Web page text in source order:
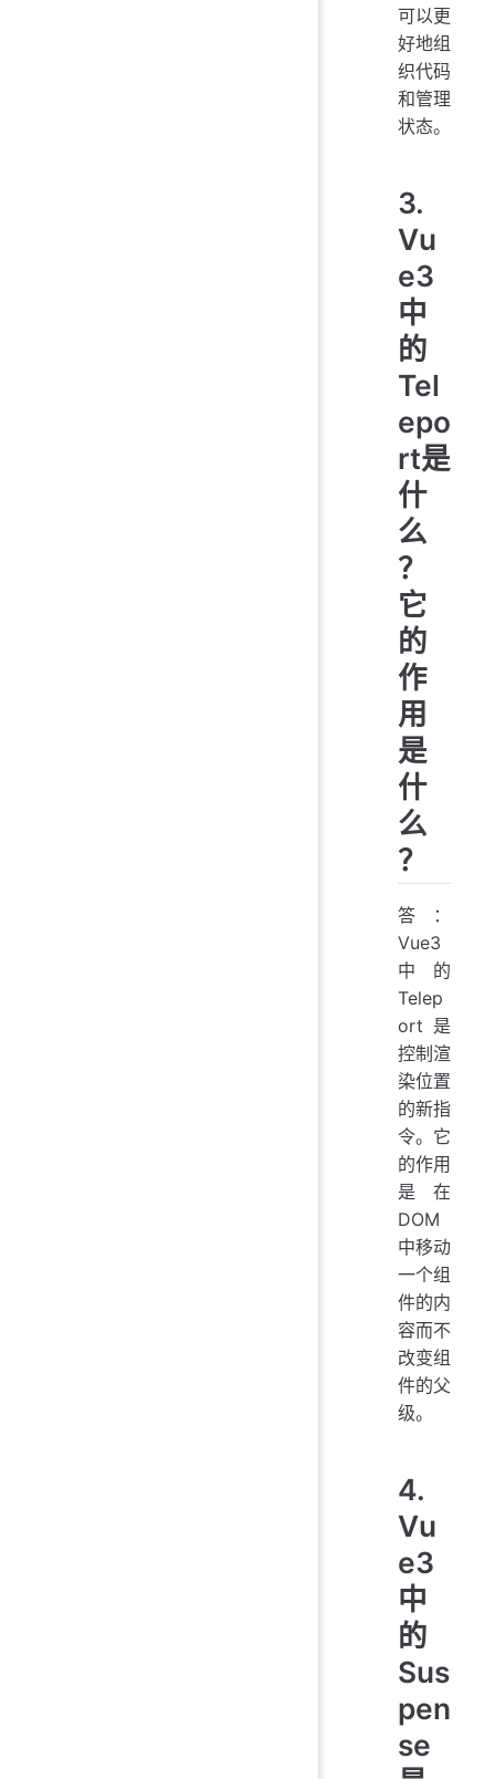
可以更
好地组
织代码
和管理
状态。
3.
Vu
e3
中
的
Tel
epo
rt是
什
么
？
它
的
作
用
是
什
么
？
答：
Vue3
中的
Telep
ort 是
控制渲
染位置
的新指
令。它
的作用
是在
DOM
中移动
一个组
件的内
容而不
改变组
件的父
级。
4.
Vu
e3
中
的
Sus
pen
se